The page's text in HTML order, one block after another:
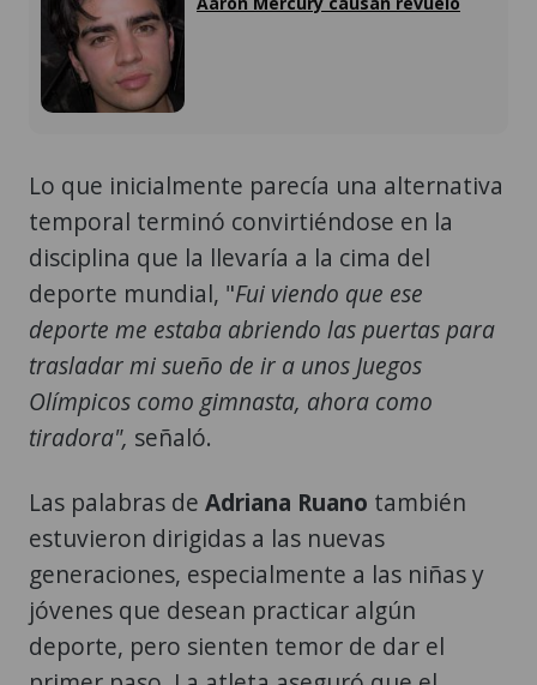
Lo que inicialmente parecía una alternativa
temporal terminó convirtiéndose en la
disciplina que la llevaría a la cima del
deporte mundial, "Fui viendo que ese
deporte me estaba abriendo las puertas para
trasladar mi sueño de ir a unos Juegos
Olímpicos como gimnasta, ahora como
tiradora", señaló.
Las palabras de Adriana Ruano también
estuvieron dirigidas a las nuevas
generaciones, especialmente a las niñas y
jóvenes que desean practicar algún
deporte, pero sienten temor de dar el